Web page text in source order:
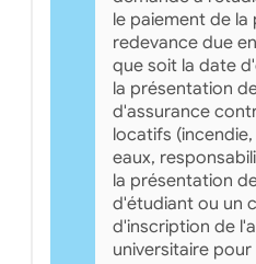
le paiement de la
redevance due
que soit la date
la présentation
d'assurance
locatifs
eaux,
la présentation
d'étudiant ou un
d'inscription de
universitaire pour